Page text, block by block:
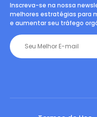
Inscreva-se na nossa
melhores estratégias para
e aumentar seu tráfego